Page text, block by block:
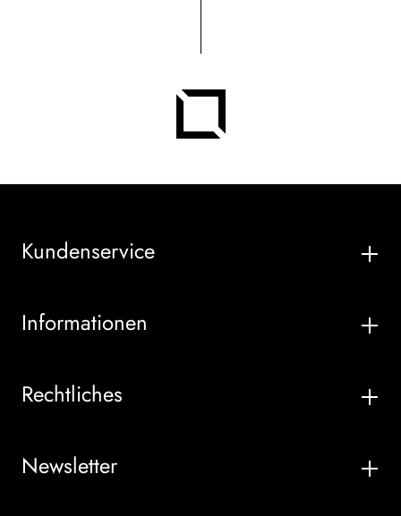
Kundenservice
Informationen
Rechtliches
Newsletter